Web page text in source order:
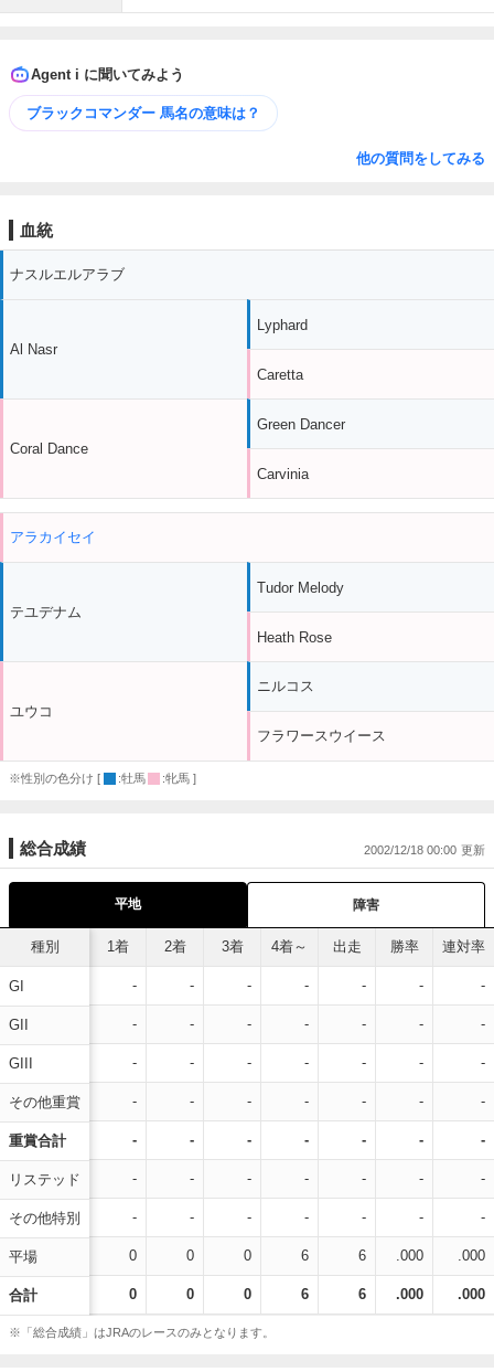
Agent i に聞いてみよう
ブラックコマンダー 馬名の意味は？
他の質問をしてみる
血統
ナスルエルアラブ
Al Nasr
Coral Dance
Lyphard
Caretta
Green Dancer
Carvinia
アラカイセイ
テユデナム
ユウコ
Tudor Melody
Heath Rose
ニルコス
フラワースウイース
※性別の色分け [ :牡馬 :牝馬 ]
総合成績 2002/12/18 00:00
平地 障害
種別
GI
GII
GIII
その他重賞
重賞合計
リステッド
その他特別
平場
合計
1着 2着 3着 4着～ 出走 勝率 連対率
- - - - - - -
- - - - - - -
- - - - - - -
- - - - - - -
- - - - - - -
- - - - - - -
- - - - - - -
0 0 0 6 6 .000 .000
0 0 0 6 6 .000 .000
※「総合成績」はJRAのレースのみとなります。